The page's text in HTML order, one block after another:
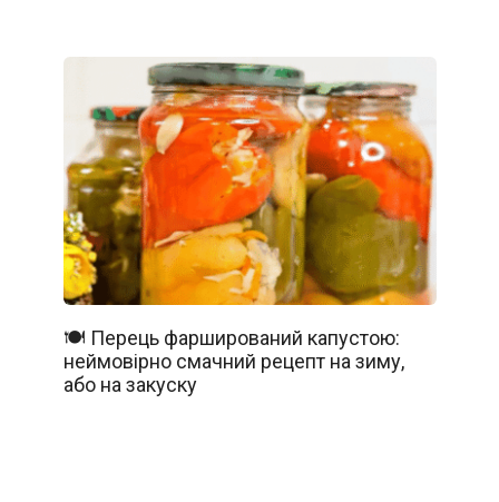
🍽️ Перець фарширований капустою:
неймовірно смачний рецепт на зиму,
або на закуску